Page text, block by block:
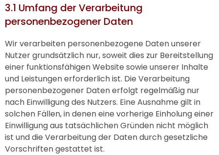
3.1 Umfang der Verarbeitung
personenbezogener Daten
Wir verarbeiten personenbezogene Daten unserer
Nutzer grundsätzlich nur, soweit dies zur Bereitstellung
einer funktionsfähigen Website sowie unserer Inhalte
und Leistungen erforderlich ist. Die Verarbeitung
personenbezogener Daten erfolgt regelmäßig nur
nach Einwilligung des Nutzers. Eine Ausnahme gilt in
solchen Fällen, in denen eine vorherige Einholung einer
Einwilligung aus tatsächlichen Gründen nicht möglich
ist und die Verarbeitung der Daten durch gesetzliche
Vorschriften gestattet ist.